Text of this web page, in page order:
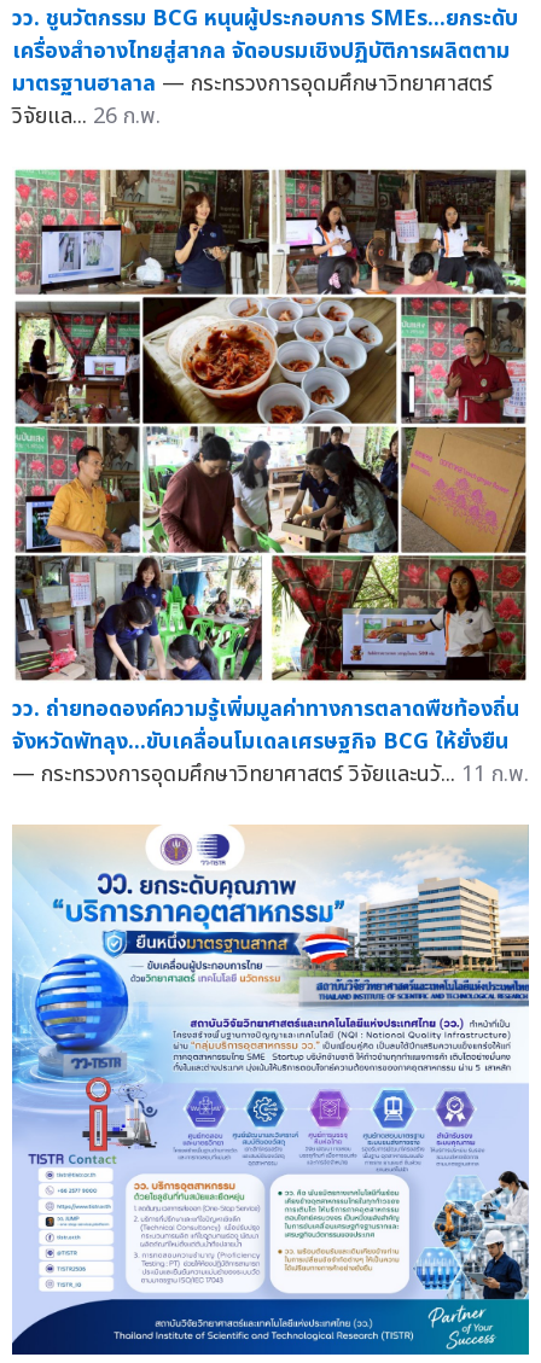
วว. ชูนวัตกรรม BCG หนุนผู้ประกอบการ SMEs...ยกระดับ
เครื่องสำอางไทยสู่สากล จัดอบรมเชิงปฏิบัติการผลิตตาม
มาตรฐานฮาลาล — กระทรวงการอุดมศึกษาวิทยาศาสตร์
วิจัยแล... 26 ก.พ.
วว. ถ่ายทอดองค์ความรู้เพิ่มมูลค่าทางการตลาดพืชท้องถิ่น
จังหวัดพัทลุง...ขับเคลื่อนโมเดลเศรษฐกิจ BCG ให้ยั่งยืน
— กระทรวงการอุดมศึกษาวิทยาศาสตร์ วิจัยและนวั... 11 ก.พ.